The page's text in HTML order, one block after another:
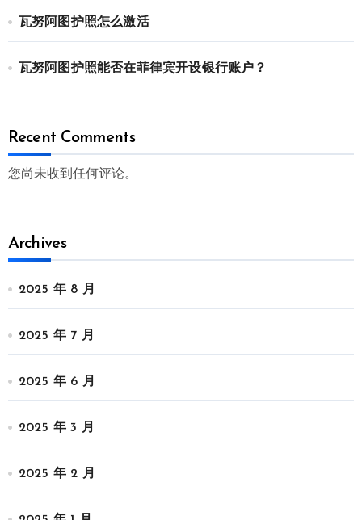
瓦努阿图护照怎么激活
瓦努阿图护照能否在菲律宾开设银行账户？
Recent Comments
您尚未收到任何评论。
Archives
2025 年 8 月
2025 年 7 月
2025 年 6 月
2025 年 3 月
2025 年 2 月